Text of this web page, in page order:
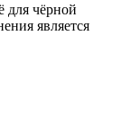
для чёрной
является